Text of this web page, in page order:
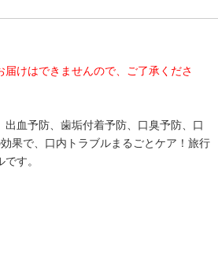
けはできませんので、ご了承くださ
血予防、歯垢付着予防、口臭予防、口
果で、口内トラブルまるごとケア！旅行
す。